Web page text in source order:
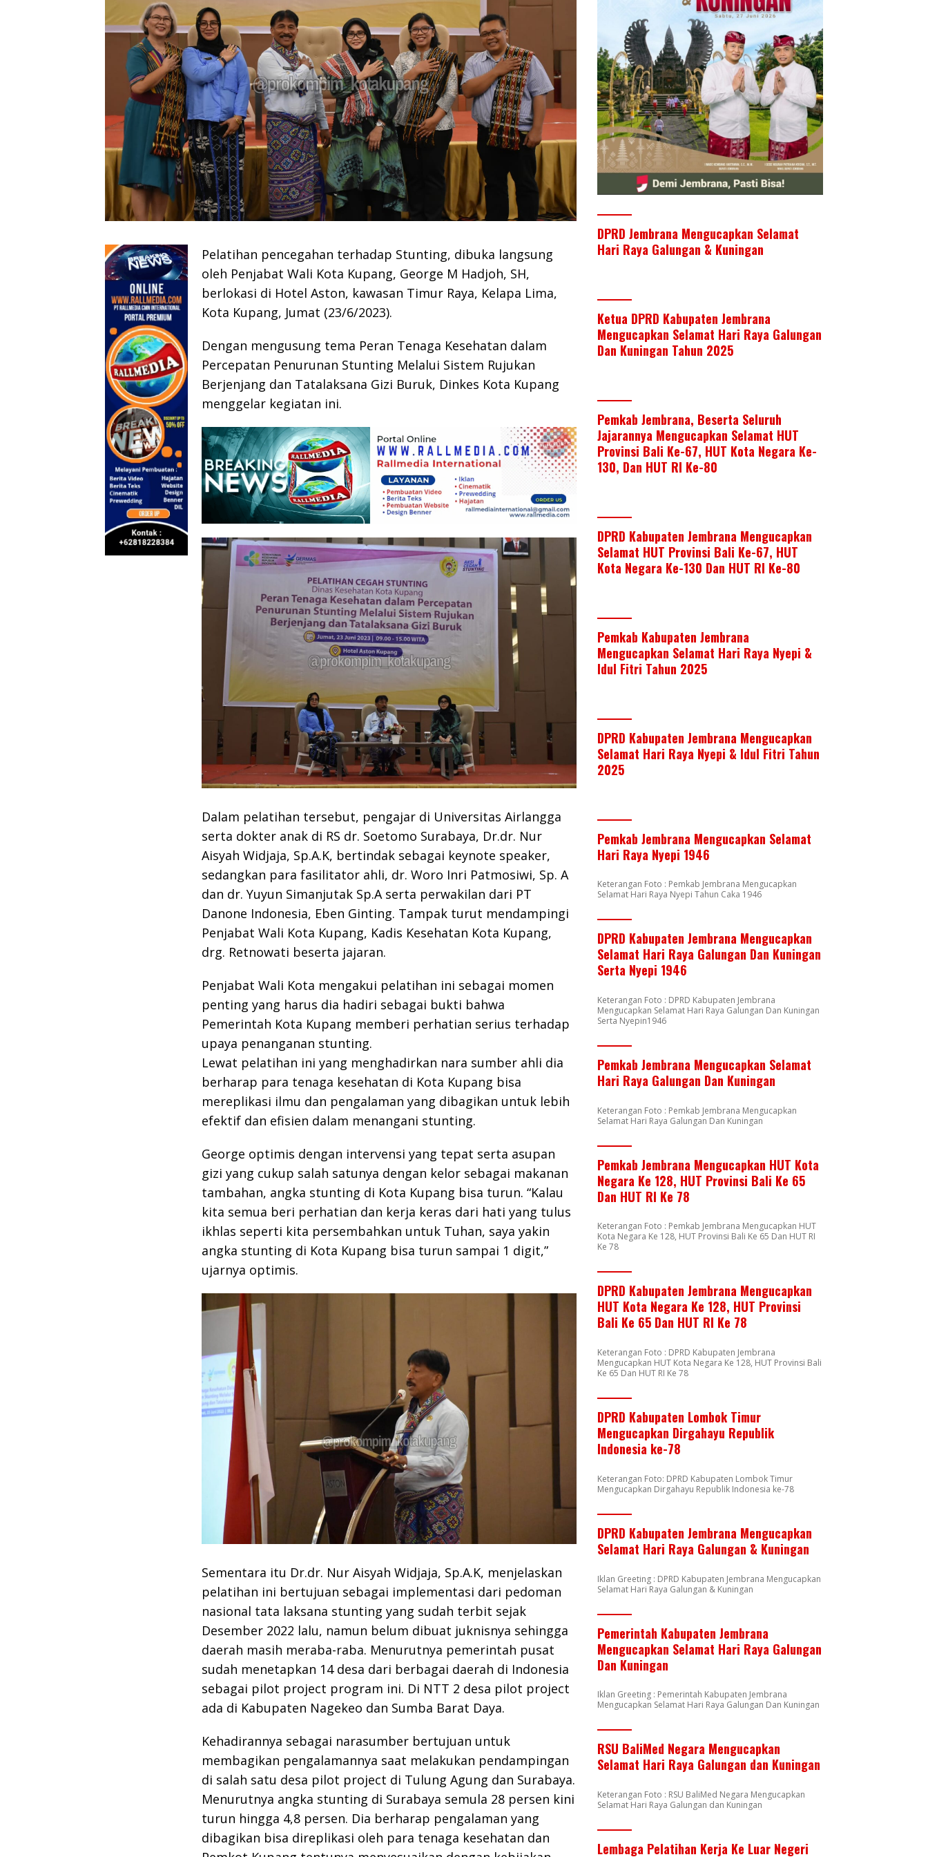
Pelatihan pencegahan terhadap Stunting, dibuka langsung
oleh Penjabat Wali Kota Kupang, George M Hadjoh, SH,
berlokasi di Hotel Aston, kawasan Timur Raya, Kelapa Lima,
Kota Kupang, Jumat (23/6/2023).
Dengan mengusung tema Peran Tenaga Kesehatan dalam
Percepatan Penurunan Stunting Melalui Sistem Rujukan
Berjenjang dan Tatalaksana Gizi Buruk, Dinkes Kota Kupang
menggelar kegiatan ini.
Dalam pelatihan tersebut, pengajar di Universitas Airlangga
serta dokter anak di RS dr. Soetomo Surabaya, Dr.dr. Nur
Aisyah Widjaja, Sp.A.K, bertindak sebagai keynote speaker,
sedangkan para fasilitator ahli, dr. Woro Inri Patmosiwi, Sp. A
dan dr. Yuyun Simanjutak Sp.A serta perwakilan dari PT
Danone Indonesia, Eben Ginting. Tampak turut mendampingi
Penjabat Wali Kota Kupang, Kadis Kesehatan Kota Kupang,
drg. Retnowati beserta jajaran.
Penjabat Wali Kota mengakui pelatihan ini sebagai momen
penting yang harus dia hadiri sebagai bukti bahwa
Pemerintah Kota Kupang memberi perhatian serius terhadap
upaya penanganan stunting.
Lewat pelatihan ini yang menghadirkan nara sumber ahli dia
berharap para tenaga kesehatan di Kota Kupang bisa
mereplikasi ilmu dan pengalaman yang dibagikan untuk lebih
efektif dan efisien dalam menangani stunting.
George optimis dengan intervensi yang tepat serta asupan
gizi yang cukup salah satunya dengan kelor sebagai makanan
tambahan, angka stunting di Kota Kupang bisa turun. “Kalau
kita semua beri perhatian dan kerja keras dari hati yang tulus
ikhlas seperti kita persembahkan untuk Tuhan, saya yakin
angka stunting di Kota Kupang bisa turun sampai 1 digit,”
ujarnya optimis.
Sementara itu Dr.dr. Nur Aisyah Widjaja, Sp.A.K, menjelaskan
pelatihan ini bertujuan sebagai implementasi dari pedoman
nasional tata laksana stunting yang sudah terbit sejak
Desember 2022 lalu, namun belum dibuat juknisnya sehingga
daerah masih meraba-raba. Menurutnya pemerintah pusat
sudah menetapkan 14 desa dari berbagai daerah di Indonesia
sebagai pilot project program ini. Di NTT 2 desa pilot project
ada di Kabupaten Nagekeo dan Sumba Barat Daya.
Kehadirannya sebagai narasumber bertujuan untuk
membagikan pengalamannya saat melakukan pendampingan
di salah satu desa pilot project di Tulung Agung dan Surabaya.
Menurutnya angka stunting di Surabaya semula 28 persen kini
turun hingga 4,8 persen. Dia berharap pengalaman yang
dibagikan bisa direplikasi oleh para tenaga kesehatan dan
DPRD Jembrana Mengucapkan Selamat
Hari Raya Galungan & Kuningan
Ketua DPRD Kabupaten Jembrana
Mengucapkan Selamat Hari Raya Galungan
Dan Kuningan Tahun 2025
Pemkab Jembrana, Beserta Seluruh
Jajarannya Mengucapkan Selamat HUT
Provinsi Bali Ke-67, HUT Kota Negara Ke-
130, Dan HUT RI Ke-80
DPRD Kabupaten Jembrana Mengucapkan
Selamat HUT Provinsi Bali Ke-67, HUT
Kota Negara Ke-130 Dan HUT RI Ke-80
Pemkab Kabupaten Jembrana
Mengucapkan Selamat Hari Raya Nyepi &
Idul Fitri Tahun 2025
DPRD Kabupaten Jembrana Mengucapkan
Selamat Hari Raya Nyepi & Idul Fitri Tahun
2025
Pemkab Jembrana Mengucapkan Selamat
Hari Raya Nyepi 1946
Keterangan Foto : Pemkab Jembrana Mengucapkan
Selamat Hari Raya Nyepi Tahun Caka 1946
DPRD Kabupaten Jembrana Mengucapkan
Selamat Hari Raya Galungan Dan Kuningan
Serta Nyepi 1946
Keterangan Foto : DPRD Kabupaten Jembrana
Mengucapkan Selamat Hari Raya Galungan Dan Kuningan
Serta Nyepin1946
Pemkab Jembrana Mengucapkan Selamat
Hari Raya Galungan Dan Kuningan
Keterangan Foto : Pemkab Jembrana Mengucapkan
Selamat Hari Raya Galungan Dan Kuningan
Pemkab Jembrana Mengucapkan HUT Kota
Negara Ke 128, HUT Provinsi Bali Ke 65
Dan HUT RI Ke 78
Keterangan Foto : Pemkab Jembrana Mengucapkan HUT
Kota Negara Ke 128, HUT Provinsi Bali Ke 65 Dan HUT RI
Ke 78
DPRD Kabupaten Jembrana Mengucapkan
HUT Kota Negara Ke 128, HUT Provinsi
Bali Ke 65 Dan HUT RI Ke 78
Keterangan Foto : DPRD Kabupaten Jembrana
Mengucapkan HUT Kota Negara Ke 128, HUT Provinsi Bali
Ke 65 Dan HUT RI Ke 78
DPRD Kabupaten Lombok Timur
Mengucapkan Dirgahayu Republik
Indonesia ke-78
Keterangan Foto: DPRD Kabupaten Lombok Timur
Mengucapkan Dirgahayu Republik Indonesia ke-78
DPRD Kabupaten Jembrana Mengucapkan
Selamat Hari Raya Galungan & Kuningan
Iklan Greeting : DPRD Kabupaten Jembrana Mengucapkan
Selamat Hari Raya Galungan & Kuningan
Pemerintah Kabupaten Jembrana
Mengucapkan Selamat Hari Raya Galungan
Dan Kuningan
Iklan Greeting : Pemerintah Kabupaten Jembrana
Mengucapkan Selamat Hari Raya Galungan Dan Kuningan
RSU BaliMed Negara Mengucapkan
Selamat Hari Raya Galungan dan Kuningan
Keterangan Foto : RSU BaliMed Negara Mengucapkan
Selamat Hari Raya Galungan dan Kuningan
Lembaga Pelatihan Kerja Ke Luar Negeri